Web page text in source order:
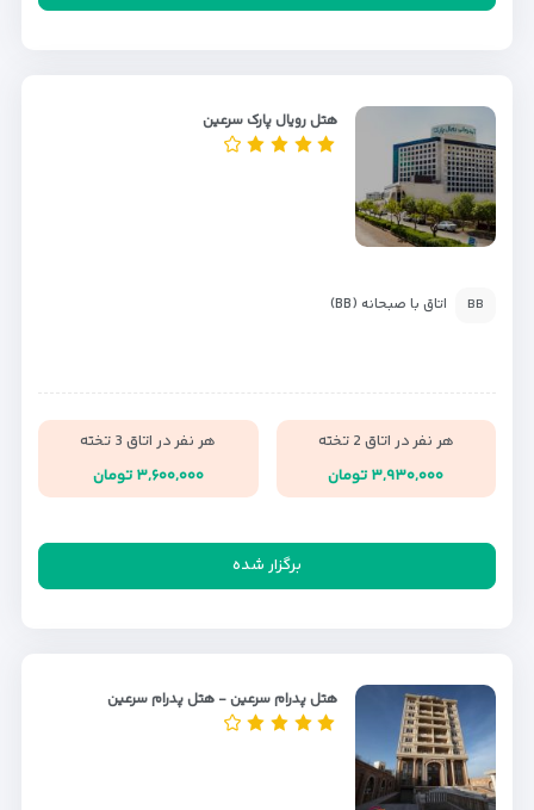
هتل رویال پارک سرعین
BB اتاق با صبحانه (BB)
هر نفر در اتاق 2 تخته
۳,۹۳۰,۰۰۰ تومان
هر نفر در اتاق 3 تخته
۳,۶۰۰,۰۰۰ تومان
برگزار شده
هتل پدرام سرعین - هتل پدرام سرعین